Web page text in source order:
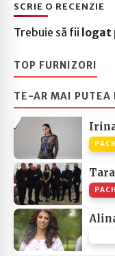
SCRIE O RECENZIE
Trebuie să fii logat
TOP FURNIZORI
TE-AR MAI PUTEA